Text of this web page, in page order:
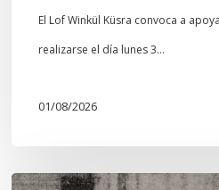
El Lof Winkül Küsra convoca a
realizarse el día lunes 3…
01/08/2026